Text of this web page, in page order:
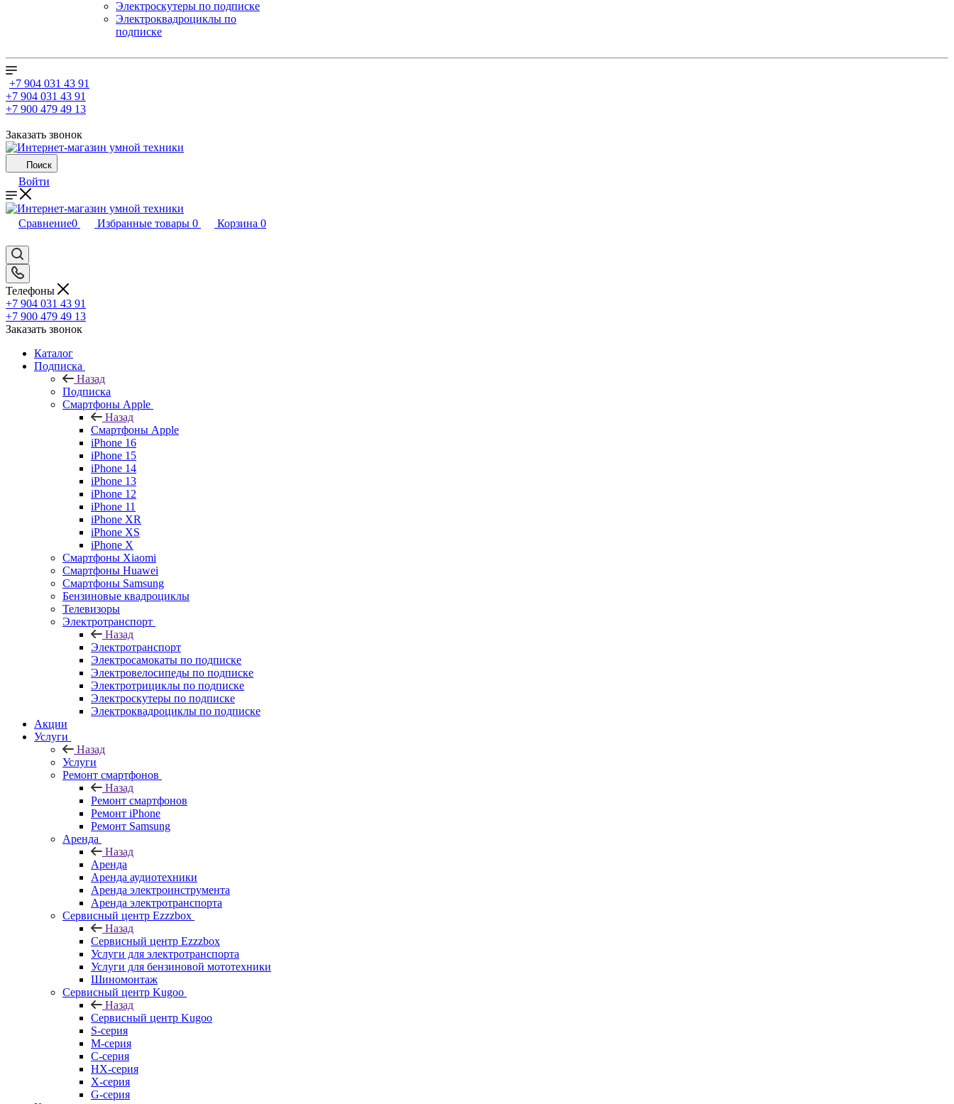
Электроскутеры по подписке
Электроквадроциклы по
подписке
+7 904 031 43 91
+7 904 031 43 91
+7 900 479 49 13
Заказать звонок
Поиск
Войти
Сравнение0 Избранные товары 0 Корзина 0
Телефоны
+7 904 031 43 91
+7 900 479 49 13
Заказать звонок
Каталог
Подписка
Назад
Подписка
Смартфоны Apple
Назад
Смартфоны Apple
iPhone 16
iPhone 15
iPhone 14
iPhone 13
iPhone 12
iPhone 11
iPhone XR
iPhone XS
iPhone X
Смартфоны Xiaomi
Смартфоны Huawei
Смартфоны Samsung
Бензиновые квадроциклы
Телевизоры
Электротранспорт
Назад
Электротранспорт
Электросамокаты по подписке
Электровелосипеды по подписке
Электротрициклы по подписке
Электроскутеры по подписке
Электроквадроциклы по подписке
Акции
Услуги
Назад
Услуги
Ремонт смартфонов
Назад
Ремонт смартфонов
Ремонт iPhone
Ремонт Samsung
Аренда
Назад
Аренда
Аренда аудиотехники
Аренда электроинструмента
Аренда электротранспорта
Сервисный центр Ezzzbox
Назад
Сервисный центр Ezzzbox
Услуги для электротранспорта
Услуги для бензиновой мототехники
Шиномонтаж
Сервисный центр Kugoo
Назад
Сервисный центр Kugoo
S-cерия
M-серия
С-серия
HX-серия
X-серия
G-серия